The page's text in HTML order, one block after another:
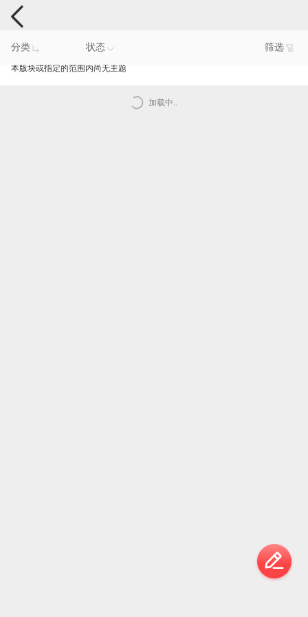
智能产品反馈
分类 状态 筛选
本版块或指定的范围内尚无主题
加载中..